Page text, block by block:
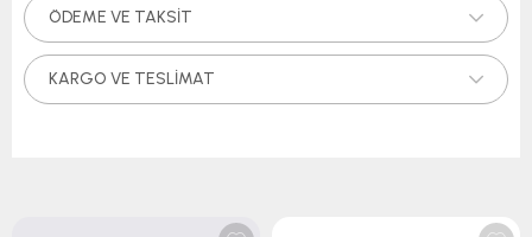
ÖDEME VE TAKSIT
KARGO VE TESLIMAT